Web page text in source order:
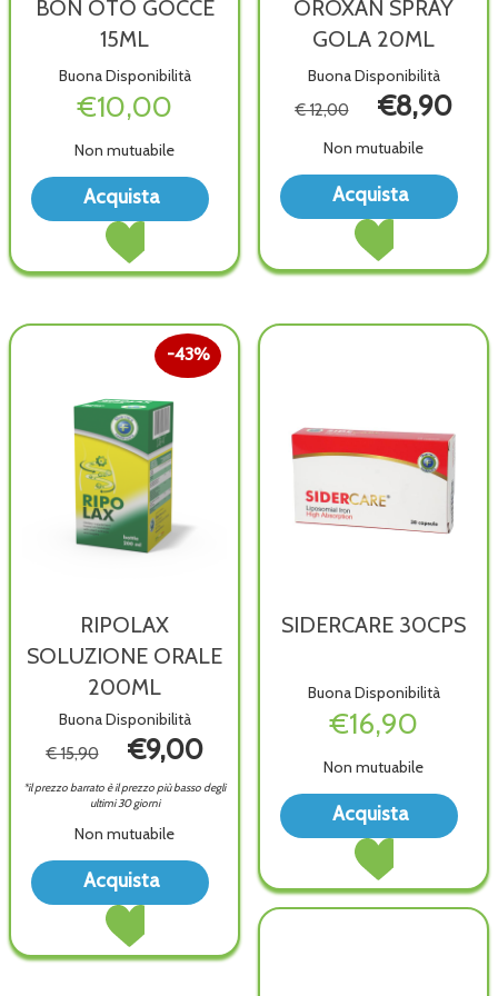
BON OTO GOCCE
15ML
Buona Disponibilità
€10,00
Non mutuabile
Acquista
Acquista BON
GOCCE
Acquista BON
15ML alla
wishlist
OROXAN SPRAY
GOLA 20ML
Buona Disponibilità
€ 12,00 €8,90
Non mutuabile
Acquista
Acquista OROXAN
GOLA
RIPOLAX
SOLUZIONE ORALE
200ML
Buona Disponibilità
43%
€ 15,90 €9,00
*il prezzo barrato è il prezzo più basso degli
ultimi 30 giorni
Non mutuabile
Acquista
Acquista RIPOLAX
ORALE
Acquista RIPOLAX
SOLUZIONE
ORALE
200ML alla
wishlist
SIDERCARE 30CPS
Buona Disponibilità
€16,90
Non mutuabile
Acquista
Acquista
carrello